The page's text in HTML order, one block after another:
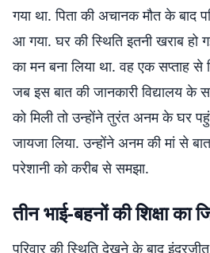
गया था. पिता की अचानक मौत के बाद
आ गया. घर की स्थिति इतनी खराब हो
का मन बना लिया था. वह एक सप्ताह से
जब इस बात की जानकारी विद्यालय के
को मिली तो उन्होंने तुरंत अनम के घर
जायजा लिया. उन्होंने अनम की मां से
परेशानी को करीब से समझा.
तीन भाई-बहनों की शिक्षा का
परिवार की स्थिति देखने के बाद